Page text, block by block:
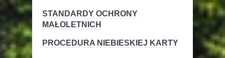
STANDARDY OCHRONY
MAŁOLETNICH
PROCEDURA NIEBIESKIEJ KARTY